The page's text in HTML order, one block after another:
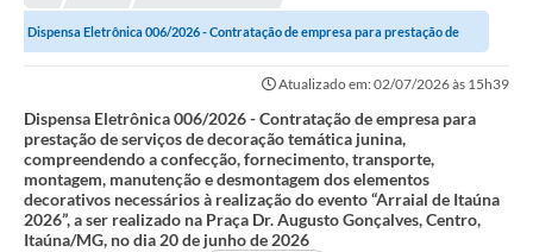
Dispensa Eletrônica 006/2026 - Contratação de empresa para prestação de
Atualizado em: 02/07/2026 às 15h39
Dispensa Eletrônica 006/2026 - Contratação de empresa para
prestação de serviços de decoração temática junina,
compreendendo a confecção, fornecimento, transporte,
montagem, manutenção e desmontagem dos elementos
decorativos necessários à realização do evento “Arraial de Itaúna
2026”, a ser realizado na Praça Dr. Augusto Gonçalves, Centro,
Itaúna/MG, no dia 20 de junho de 2026